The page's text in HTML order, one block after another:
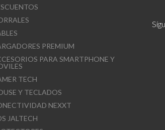
PREMIUM
PARA SMARTPHONE Y
TECH
Y TECLADOS
NEXXT
JALTECH